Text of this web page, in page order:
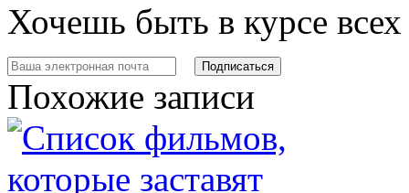
Хочешь быть в курсе
Похожие записи